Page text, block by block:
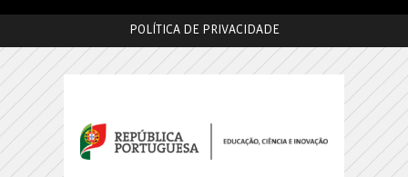
POLÍTICA DE PRIVACIDADE